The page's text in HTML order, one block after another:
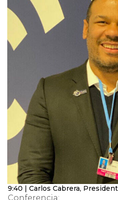
9:40 | Carlos Cabrera,
Conferencia: